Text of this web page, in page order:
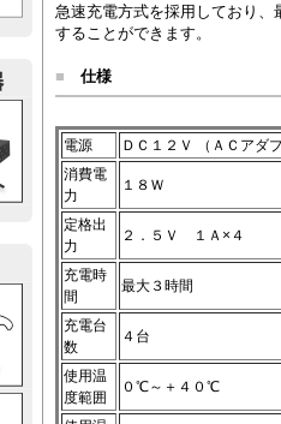
急速充電方式を採用しており
することができます。
■ 仕様
電源
ＤＣ１２Ｖ （ＡＣアダ
消費電
力
１８Ｗ
定格出
力
２．５Ｖ １Ａ×４
充電時
間
最大３時間
充電台
数
４台
使用温
度範囲
０℃～＋４０℃